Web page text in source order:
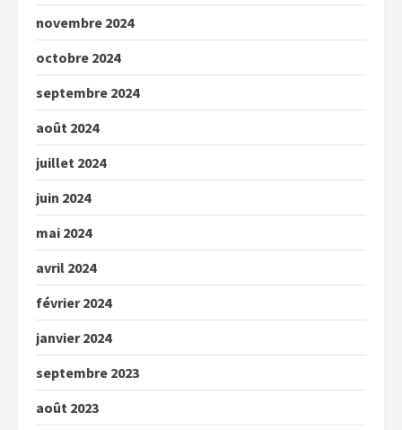
novembre 2024
octobre 2024
septembre 2024
août 2024
juillet 2024
juin 2024
mai 2024
avril 2024
février 2024
janvier 2024
septembre 2023
août 2023